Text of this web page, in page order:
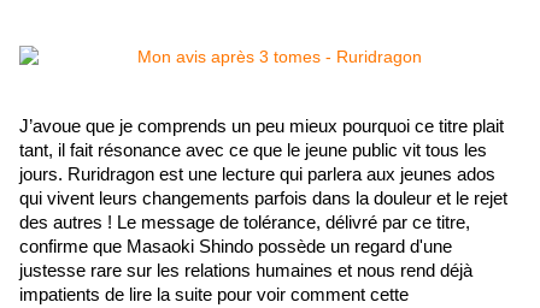
J’avoue que je comprends un peu mieux pourquoi ce titre plait
tant, il fait résonance avec ce que le jeune public vit tous les
jours. Ruridragon est une lecture qui parlera aux jeunes ados
qui vivent leurs changements parfois dans la douleur et le rejet
des autres ! Le message de tolérance, délivré par ce titre,
confirme que Masaoki Shindo possède un regard d'une
justesse rare sur les relations humaines et nous rend déjà
impatients de lire la suite pour voir comment cette